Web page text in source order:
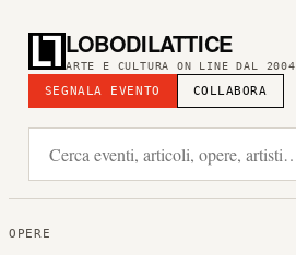
LOBODILATTICE
ARTE E CULTURA ON LINE DAL 2004
SEGNALA EVENTO COLLABORA
OPERE